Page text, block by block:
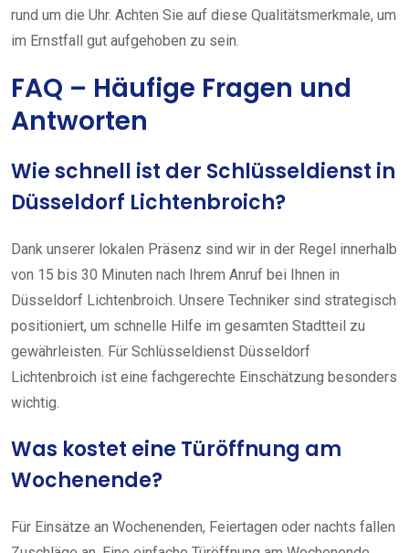
rund um die Uhr. Achten Sie auf diese Qualitätsmerkmale, um
im Ernstfall gut aufgehoben zu sein.
FAQ – Häufige Fragen und
Antworten
Wie schnell ist der Schlüsseldienst in
Düsseldorf Lichtenbroich?
Dank unserer lokalen Präsenz sind wir in der Regel innerhalb
von 15 bis 30 Minuten nach Ihrem Anruf bei Ihnen in
Düsseldorf Lichtenbroich. Unsere Techniker sind strategisch
positioniert, um schnelle Hilfe im gesamten Stadtteil zu
gewährleisten. Für Schlüsseldienst Düsseldorf
Lichtenbroich ist eine fachgerechte Einschätzung besonders
wichtig.
Was kostet eine Türöffnung am
Wochenende?
Für Einsätze an Wochenenden, Feiertagen oder nachts fallen